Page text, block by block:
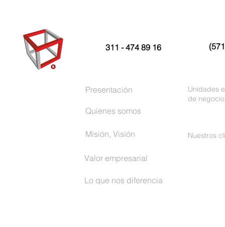
311 - 474 89 16
Presentación
Quienes somos
Misión, Visión
Valor empresarial
Lo que nos diferencia
Unidades
de negocio
Nuestros